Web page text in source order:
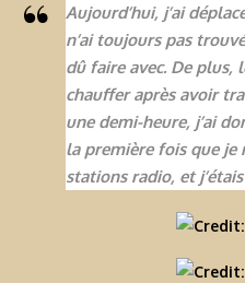
Aujourd’hui, j’ai
n’ai toujours pas
dû faire avec. De plus,
chauffer après avoir
une demi-heure, j’ai
la première fois que je
stations radio, et